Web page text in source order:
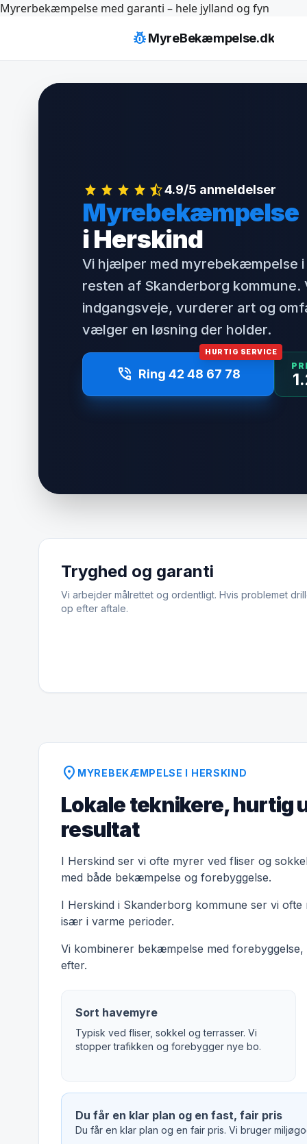
Hop
Myrerbekæmpelse med garanti – hele jylland og fyn
pest_controlMyreBekæmpelse.dk
4.9/5 anmeldelser
Myrebekæmpelse
i Herskind
Vi hjælper med myrebekæmpelse i
resten af Skanderborg kommune.
indgangsveje, vurderer art og
vælger en løsning der holder.
HURTIG SERVICE
phone_in_talk Ring 42 48 67 78
Tryghed og garanti
Vi arbejder målrettet og ordentligt. Hvis problemet
op efter aftale.
location_on MYREBEKÆMPELSE I HERSKIND
Lokale teknikere, hurtig
resultat
I Herskind ser vi ofte myrer ved fliser og
med både bekæmpelse og forebyggelse.
I Herskind i Skanderborg kommune ser vi
især i varme perioder.
Vi kombinerer bekæmpelse med
efter.
Sort havemyre
Typisk ved fliser, sokkel og terrasser. Vi
stopper trafikken og forebygger nye bo.
Du får en klar plan og en fast, fair pris
Du får en klar plan og en fair pris. Vi bruger